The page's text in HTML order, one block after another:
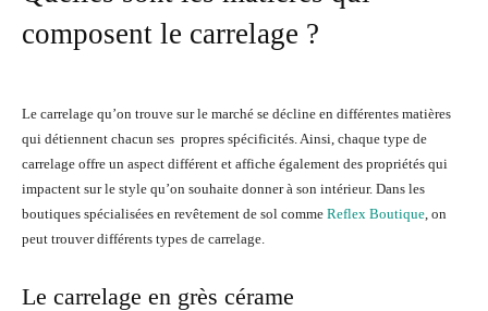
composent le carrelage ?
Le carrelage qu’on trouve sur le marché se décline en différentes matières
qui détiennent chacun ses propres spécificités. Ainsi, chaque type de
carrelage offre un aspect différent et affiche également des propriétés qui
impactent sur le style qu’on souhaite donner à son intérieur. Dans les
boutiques spécialisées en revêtement de sol comme Reflex Boutique , on
peut trouver différents types de carrelage.
Le carrelage en grès cérame